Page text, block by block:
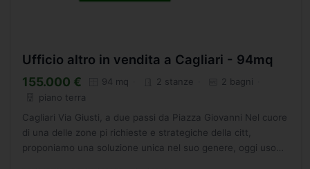
Ufficio altro in vendita a Cagliari - 94mq
155.000 € 94 mq 2 stanze
2 bagni
piano terra
Cagliari Via Giusti, a due passi da Piazza Giovanni Nel cuore
di una delle zone pi richieste e strategiche della citt,
proponiamo una soluzione unica nel suo genere, oggi uso